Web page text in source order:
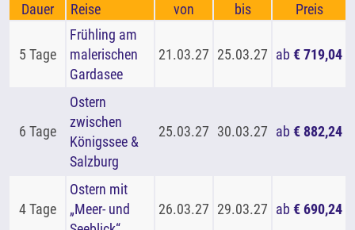
Dauer Reise von bis Preis
5 Tage
Frühling am
malerischen
Gardasee
21.03.27 25.03.27 ab € 719,04
6 Tage
Ostern
zwischen
Königssee &
Salzburg
25.03.27 30.03.27 ab € 882,24
4 Tage
Ostern mit
„Meer- und
26.03.27 29.03.27 ab € 690,24